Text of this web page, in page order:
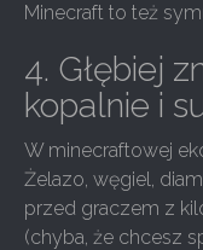
Minecraft to też
4. Głębiej
kopalnie i
W minecraftowej
Żelazo, węgiel,
przed graczem z
(chyba, że chcesz